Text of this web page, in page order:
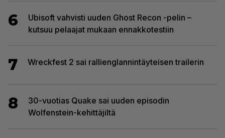
6
Ubisoft vahvisti uuden Ghost Recon -pelin –
kutsuu pelaajat mukaan ennakkotestiin
7 Wreckfest 2 sai rallienglannintäyteisen trailerin
8
30-vuotias Quake sai uuden episodin
Wolfenstein-kehittäjiltä